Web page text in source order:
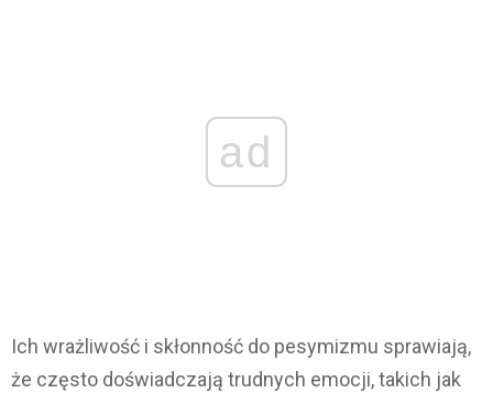
ad
Ich wrażliwość i skłonność do pesymizmu sprawiają,
że często doświadczają trudnych emocji, takich jak